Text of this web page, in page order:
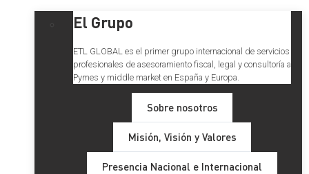
El Grupo
ETL GLOBAL es el primer grupo internacional de servicios
profesionales de asesoramiento fiscal, legal y consultoría a
Pymes y middle market en España y Europa.
Sobre nosotros
Misión, Visión y Valores
Presencia Nacional e Internacional